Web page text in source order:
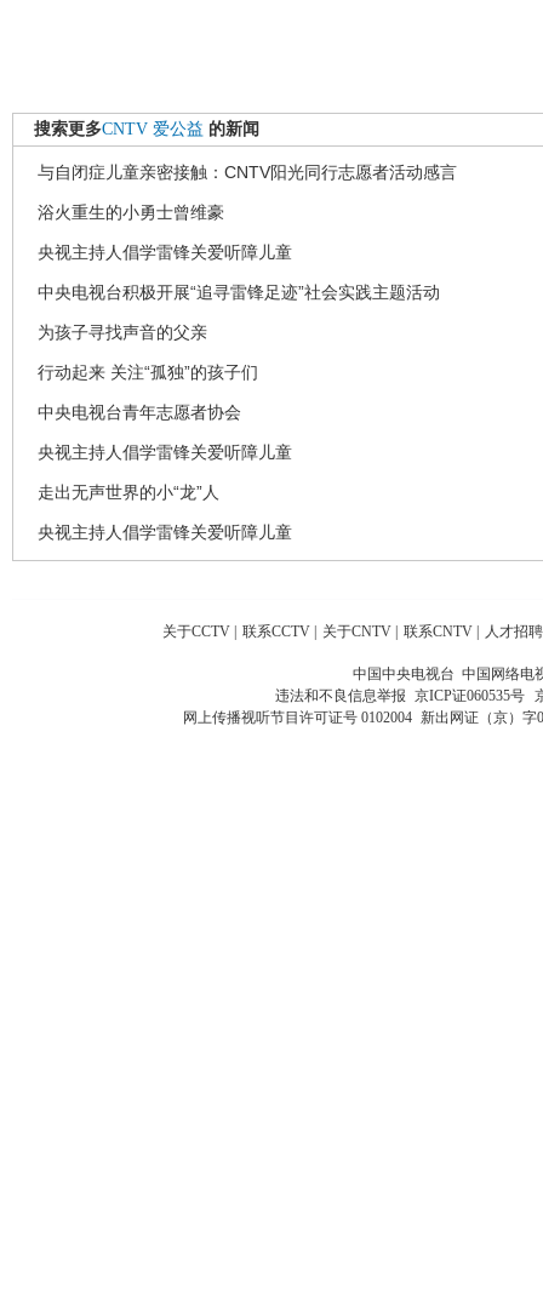
搜索更多CNTV 爱公益 的新闻
与自闭症儿童亲密接触：CNTV阳光同行志愿者活动感言
浴火重生的小勇士曾维豪
央视主持人倡学雷锋关爱听障儿童
中央电视台积极开展“追寻雷锋足迹”社会实践主题活动
为孩子寻找声音的父亲
行动起来 关注“孤独”的孩子们
中央电视台青年志愿者协会
央视主持人倡学雷锋关爱听障儿童
走出无声世界的小“龙”人
央视主持人倡学雷锋关爱听障儿童
关于CCTV 联系CCTV 关于CNTV 联系CNTV 人才招聘
中国中央电视台 中国网络电
违法和不良信息举报 京ICP证060535号
网上传播视听节目许可证号 0102004 新出网证（京）